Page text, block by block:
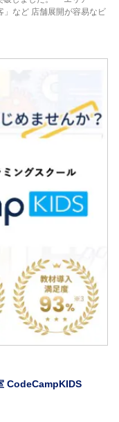
」など 店舗展開が容易なビ
CodeCampKIDS